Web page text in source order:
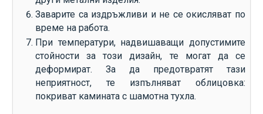
Заварите са издръжливи и не се окисляват по
време на работа.
При температури, надвишаващи допустимите
стойности за този дизайн, те могат да се
деформират. За да предотвратят тази
неприятност, те изпълняват облицовка:
покриват камината с шамотна тухла.